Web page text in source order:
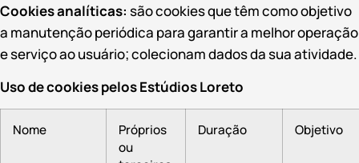
Cookies analíticas: são cookies que têm como objetivo
a manutenção periódica para garantir a melhor operação
e serviço ao usuário; colecionam dados da sua atividade.
Uso de cookies pelos Estúdios Loreto
Nome
Próprios
ou
Duração Objetivo